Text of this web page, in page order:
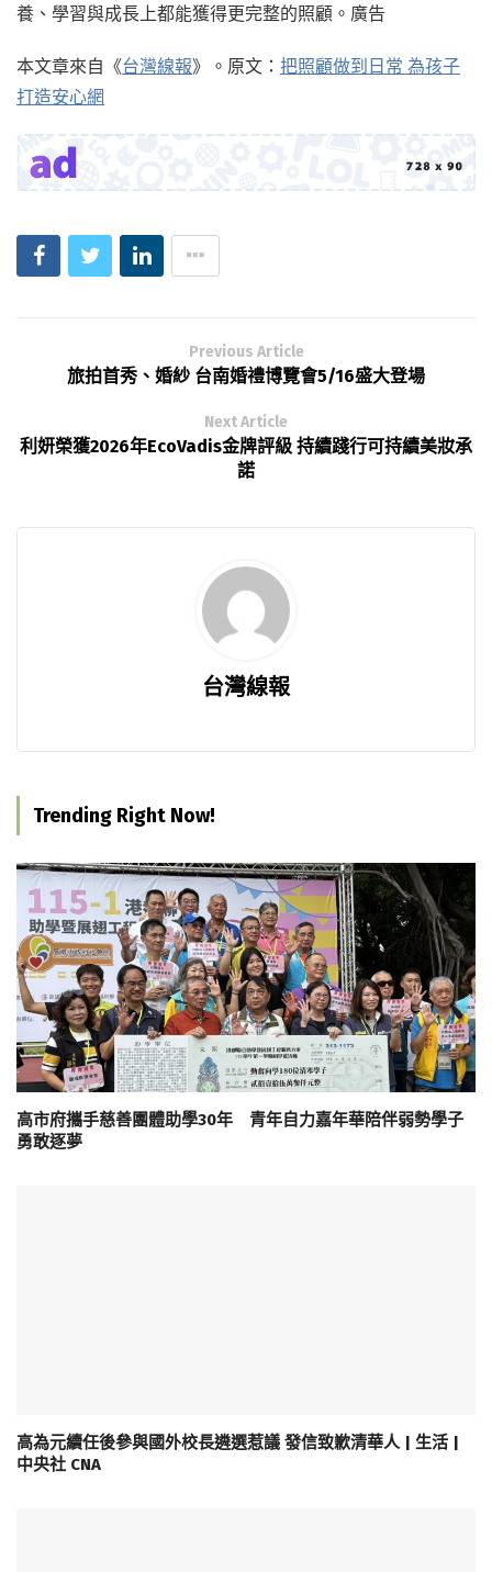
養、學習與成長上都能獲得更完整的照顧。廣告
本文章來自《台灣線報》。原文： 把照顧做到日常 為孩子
打造安心網
Previous Article
旅拍首秀、婚紗 台南婚禮博覽會5/16盛大登場
Next Article
利妍榮獲2026年EcoVadis金牌評級 持續踐行可持續美妝承
諾
台灣線報
Trending Right Now!
高市府攜手慈善團體助學30年 青年自力嘉年華陪伴弱勢學子
勇敢逐夢
高為元續任後參與國外校長遴選惹議 發信致歉清華人 | 生活 |
中央社 CNA